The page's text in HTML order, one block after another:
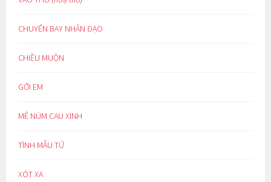
CHUYẾN BAY NHÂN ĐẠO
CHIỀU MUỘN
GỞI EM
MÊ NÚM CAU XINH
TÌNH MẪU TỬ
XÓT XA